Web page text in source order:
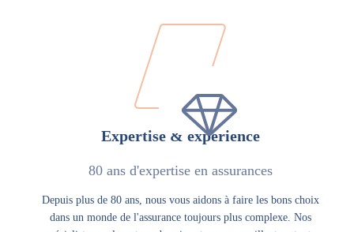
Expertise & expérience
80 ans d'expertise en assurances
Depuis plus de 80 ans, nous vous aidons à faire les bons choix
dans un monde de l'assurance toujours plus complexe. Nos